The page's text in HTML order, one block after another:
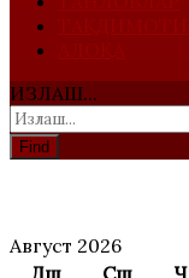
ИЗЛАШ...
Find
Август 2026